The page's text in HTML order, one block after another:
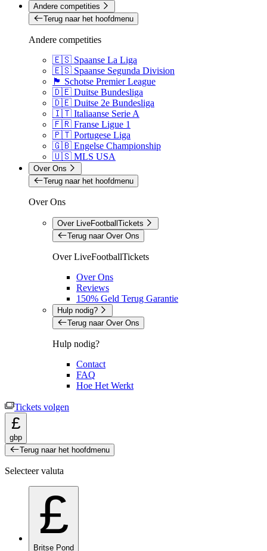
Andere competities
Terug naar het hoofdmenu
Andere competities
🇪🇸 Spaanse La Liga
🇪🇸 Spaanse Segunda Division
🏴󠁧󠁢󠁳󠁣󠁴󠁿 Schotse Premier League
🇩🇪 Duitse Bundesliga
🇩🇪 Duitse 2e Bundesliga
🇮🇹 Italiaanse Serie A
🇫🇷 Franse Ligue 1
🇵🇹 Portugese Liga
🇬🇧 Engelse Championship
🇺🇸 MLS USA
Over Ons
Terug naar het hoofdmenu
Over Ons
Over LiveFootballTickets
Terug naar Over Ons
Over LiveFootballTickets
Over Ons
Reviews
150% Geld Terug Garantie
Hulp nodig?
Terug naar Over Ons
Hulp nodig?
Contact
FAQ
Hoe Het Werkt
Tickets volgen
£
gbp
Terug naar het hoofdmenu
Selecteer valuta
£
Britse Pond